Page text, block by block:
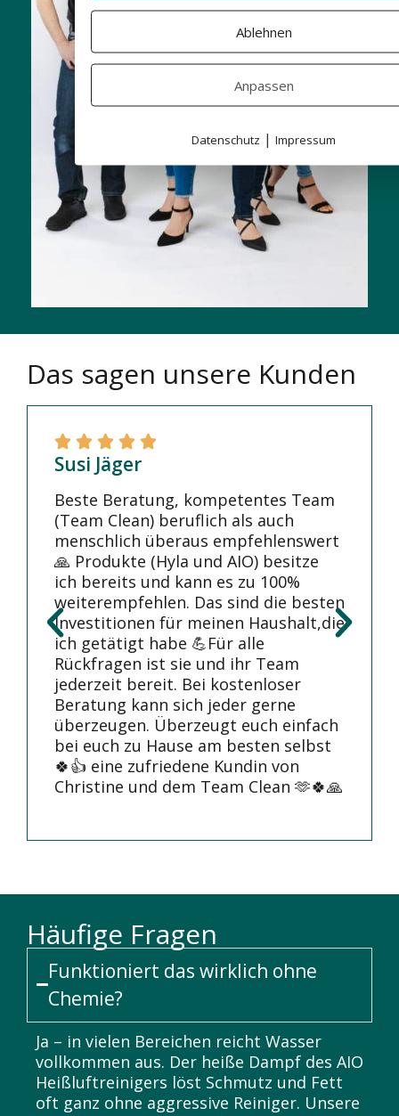
Das sagen unsere Kunden
Susi Jäger
Beste Beratung, kompetentes Team
(Team Clean) beruflich als auch
menschlich überaus empfehlenswert
🙏 Produkte (Hyla und AIO) besitze
ich bereits und kann es zu 100%
weiterempfehlen. Das sind die besten
Investitionen für meinen Haushalt,die
ich getätigt habe 💪Für alle
Rückfragen ist sie und ihr Team
jederzeit bereit. Bei kostenloser
Beratung kann sich jeder gerne
überzeugen. Überzeugt euch einfach
bei euch zu Hause am besten selbst
🍀👍 eine zufriedene Kundin von
Christine und dem Team Clean 🫶🍀🙏
Häufige Fragen
Funktioniert das wirklich ohne
Chemie?
Ja – in vielen Bereichen reicht Wasser
vollkommen aus. Der heiße Dampf des AIO
Heißluftreinigers löst Schmutz und Fett
oft ganz ohne aggressive Reiniger. Unsere
Ablehnen
Anpassen
Datenschutz | Impressum